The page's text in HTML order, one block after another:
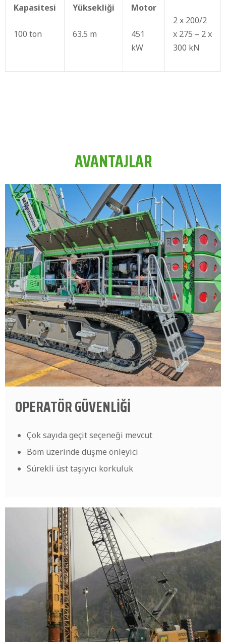
Kapasitesi
100 ton
Yüksekliği
63.5 m
Motor
451
kW
2 x 200/2
x 275 – 2 x
300 kN
AVANTAJLAR
OPERATÖR GÜVENLİĞİ
Çok sayıda geçit seçeneği mevcut
Bom üzerinde düşme önleyici
Sürekli üst taşıyıcı korkuluk